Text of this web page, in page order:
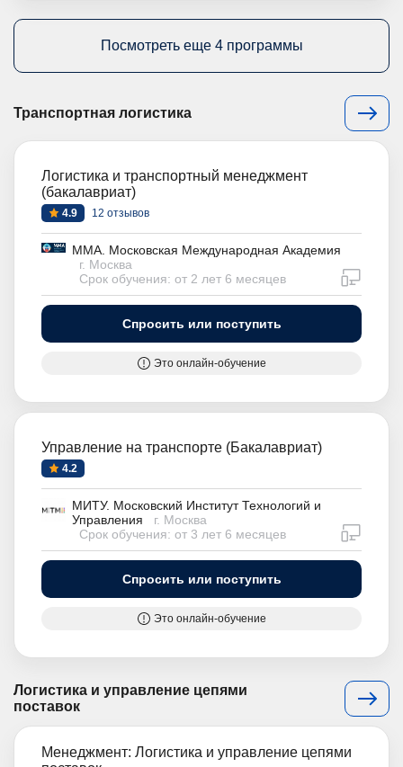
Посмотреть еще 4 программы
Транспортная логистика
Логистика и транспортный менеджмент
(бакалавриат)
4.9 12 отзывов
ММА. Московская Международная Академия
г. Москва
Срок обучения: от 2 лет 6 месяцев
Спросить или поступить
Это онлайн-обучение
Управление на транспорте (Бакалавриат)
4.2
МИТУ. Московский Институт Технологий и
Управления
г. Москва
Срок обучения: от 3 лет 6 месяцев
Спросить или поступить
Это онлайн-обучение
Логистика и управление цепями
поставок
Менеджмент: Логистика и управление цепями